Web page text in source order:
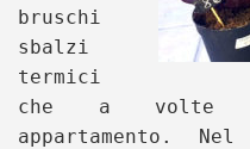
bruschi
sbalzi
termici
che a volte
appartamento.